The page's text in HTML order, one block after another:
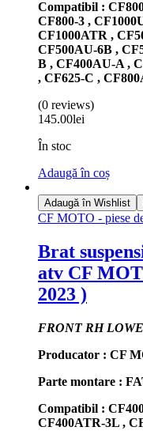
Compatibil :
CF800-3 ,
CF1000ATR ,
CF500AU-6B ,
B , CF400AU-A ,
, CF625-C ,
(0 reviews)
145.00lei
În stoc
Adaugă în coș
Adaugă în Wishlist
CF MOTO - piese
Brat
atv CF
2023 )
FRONT RH
Producator : CF
Parte montare :
Compatibil :
CF400ATR-3L ,